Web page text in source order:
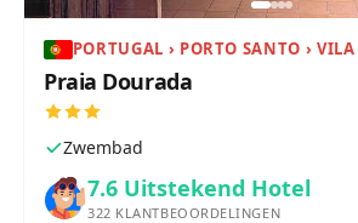
PORTUGAL › PORTO SANTO ›
Praia Dourada
Zwembad
7.6 Uitstekend Hotel
322 KLANTBEOORDELINGEN